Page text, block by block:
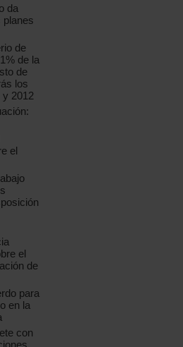
da
planes
de
de la
de
los
y 2012
el
el
de
para
en la
con